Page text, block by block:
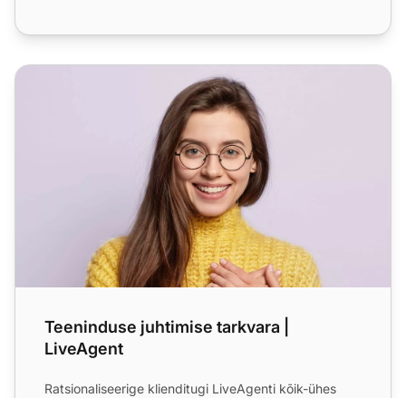
Teeninduse juhtimise tarkvara | LiveAgent
Teeninduse juhtimise tarkvara |
LiveAgent
Ratsionaliseerige klienditugi LiveAgenti kõik-ühes